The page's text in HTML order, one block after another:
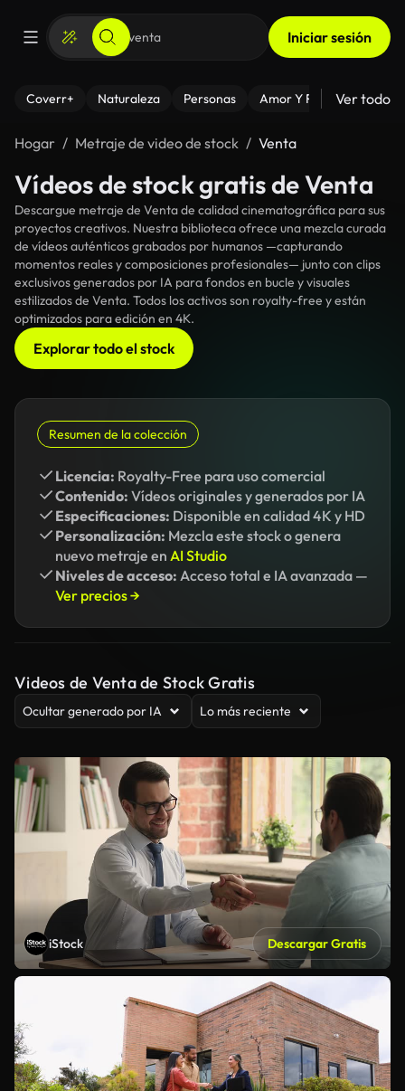
Iniciar sesión
Coverr+ Naturaleza Personas Amor Y Relaciones
Ver todo
Hogar Metraje de video de stock Venta
Vídeos de stock gratis de Venta
Descargue metraje de Venta de calidad cinematográfica para sus
proyectos creativos. Nuestra biblioteca ofrece una mezcla curada
de vídeos auténticos grabados por humanos —capturando
momentos reales y composiciones profesionales— junto con clips
exclusivos generados por IA para fondos en bucle y visuales
estilizados de Venta. Todos los activos son royalty-free y están
optimizados para edición en 4K.
Explorar todo el stock
Resumen de la colección
Licencia: Royalty-Free para uso comercial
Contenido: Vídeos originales y generados por IA
Especificaciones: Disponible en calidad 4K y HD
Personalización: Mezcla este stock o genera
nuevo metraje en AI Studio
Niveles de acceso: Acceso total e IA avanzada —
Ver precios →
Videos de Venta de Stock Gratis
Ocultar generado por IA Lo más reciente
iStock Descargar Gratis